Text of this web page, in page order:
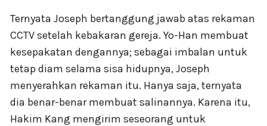
Ternyata Joseph bertanggung jawab atas rekaman
CCTV setelah kebakaran gereja. Yo-Han membuat
kesepakatan dengannya; sebagai imbalan untuk
tetap diam selama sisa hidupnya, Joseph
menyerahkan rekaman itu. Hanya saja, ternyata
dia benar-benar membuat salinannya. Karena itu,
Hakim Kang mengirim seseorang untuk